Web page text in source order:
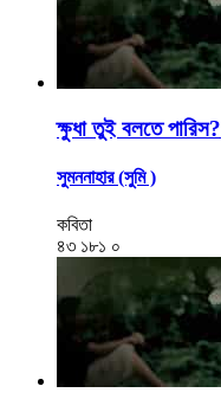
ক্ষুধা তুই বলতে পারিস?
সুমননাহার (সুমি )
কবিতা
৪৩ ১৮১ ০